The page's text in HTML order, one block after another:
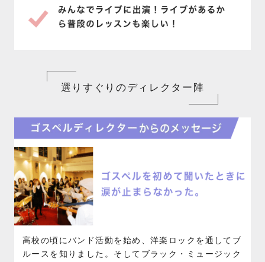
選りすぐりのディレクター陣
高校の頃にバンド活動を始め、洋楽ロックを通してブ
ルースを知りました。そしてブラック・ミュージック